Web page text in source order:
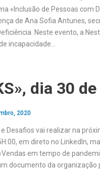
«Inclusão de Pessoas com
de Ana Sofia Antunes,
Neste evento, a
incapacidade…
dia 30
2020
Desafios vai realizar na
em direto no LinkedIn,
em tempo de
documento da organização